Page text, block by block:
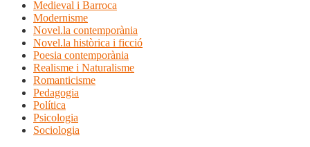
Medieval i Barroca
Modernisme
Novel.la contemporània
Novel.la històrica i ficció
Poesia contemporània
Realisme i Naturalisme
Romanticisme
Pedagogia
Política
Psicologia
Sociologia